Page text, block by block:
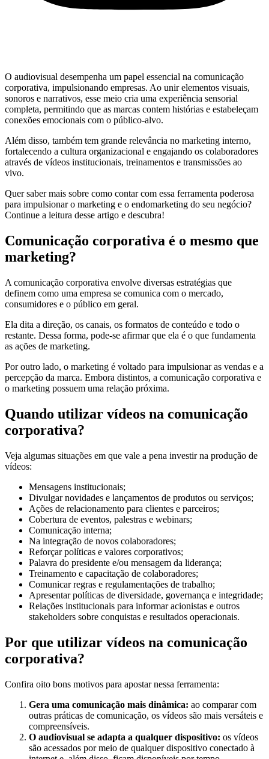
O audiovisual desempenha um papel essencial na comunicação
corporativa, impulsionando empresas. Ao unir elementos visuais,
sonoros e narrativos, esse meio cria uma experiência sensorial
completa, permitindo que as marcas contem histórias e estabeleçam
conexões emocionais com o público-alvo.
Além disso, também tem grande relevância no marketing interno,
fortalecendo a cultura organizacional e engajando os colaboradores
através de vídeos institucionais, treinamentos e transmissões ao
vivo.
Quer saber mais sobre como contar com essa ferramenta poderosa
para impulsionar o marketing e o endomarketing do seu negócio?
Continue a leitura desse artigo e descubra!
Comunicação corporativa é o mesmo que
marketing?
A comunicação corporativa envolve diversas estratégias que
definem como uma empresa se comunica com o mercado,
consumidores e o público em geral.
Ela dita a direção, os canais, os formatos de conteúdo e todo o
restante. Dessa forma, pode-se afirmar que ela é o que fundamenta
as ações de marketing.
Por outro lado, o marketing é voltado para impulsionar as vendas e a
percepção da marca. Embora distintos, a comunicação corporativa e
o marketing possuem uma relação próxima.
Quando utilizar vídeos na comunicação
corporativa?
Veja algumas situações em que vale a pena investir na produção de
vídeos:
Mensagens institucionais;
Divulgar novidades e lançamentos de produtos ou serviços;
Ações de relacionamento para clientes e parceiros;
Cobertura de eventos, palestras e webinars;
Comunicação interna;
Na integração de novos colaboradores;
Reforçar políticas e valores corporativos;
Palavra do presidente e/ou mensagem da liderança;
Treinamento e capacitação de colaboradores;
Comunicar regras e regulamentações de trabalho;
Apresentar políticas de diversidade, governança e integridade;
Relações institucionais para informar acionistas e outros
stakeholders sobre conquistas e resultados operacionais.
Por que utilizar vídeos na comunicação
corporativa?
Confira oito bons motivos para apostar nessa ferramenta:
Gera uma comunicação mais dinâmica: ao comparar com
outras práticas de comunicação, os vídeos são mais versáteis e
compreensíveis.
O audiovisual se adapta a qualquer dispositivo: os vídeos
são acessados por meio de qualquer dispositivo conectado à